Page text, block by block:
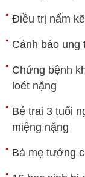
Điều trị nấm
Cảnh báo
Chứng bệnh
loét nặng
Bé trai 3 tuổi
miệng nặng
Bà mẹ tưởng